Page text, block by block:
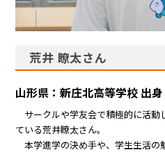
荒井 瞭太さん
山形県：新庄北高等学校 出身
サークルや学友会で積極的に活動
ている荒井瞭太さん。
本学進学の決め手や、学生生活の